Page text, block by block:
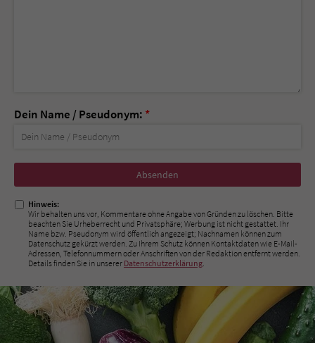
Dein Name / Pseudonym: *
Nicht
ausfüllen!
Hinweis:
Wir behalten uns vor, Kommentare ohne Angabe von Gründen zu löschen. Bitte
beachten Sie Urheberrecht und Privatsphäre; Werbung ist nicht gestattet. Ihr
Name bzw. Pseudonym wird öffentlich angezeigt; Nachnamen können zum
Datenschutz gekürzt werden. Zu Ihrem Schutz können Kontaktdaten wie E-Mail-
Adressen, Telefonnummern oder Anschriften von der Redaktion entfernt werden.
Details finden Sie in unserer Datenschutzerklärung